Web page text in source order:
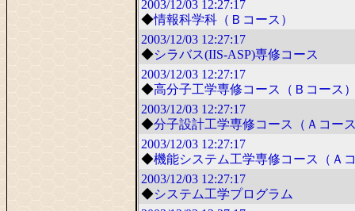
2003/12/03 12:27:17
◆情報科学科（Ｂコース）
2003/12/03 12:27:17
◆シラバス(IIS-ASP)専修コース
2003/12/03 12:27:17
◆高分子工学専修コース（Ｂコース
2003/12/03 12:27:17
◆分子設計工学専修コース（Ａコー
2003/12/03 12:27:17
◆機能システム工学専修コース（Ａ
2003/12/03 12:27:17
◆システム工学プログラム